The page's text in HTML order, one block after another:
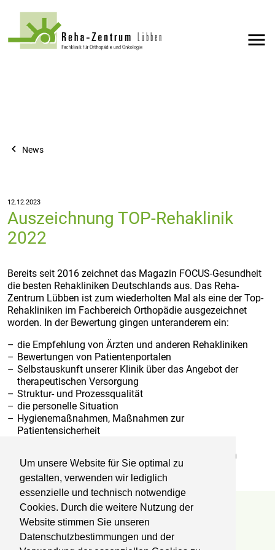
Um unsere Website für Sie optimal zu
gestalten, verwenden wir lediglich
essenzielle und technisch notwendige
Cookies. Durch die weitere Nutzung der
Website stimmen Sie unseren
Datenschutzbestimmungen und der
menu
navigate_before News
12.12.2023
Auszeichnung TOP-Rehaklinik
2022
Bereits seit 2016 zeichnet das Magazin FOCUS-Gesundheit
die besten Rehakliniken Deutschlands aus. Das Reha-
Zentrum Lübben ist zum wiederholten Mal als eine der Top-
Rehakliniken im Fachbereich Orthopädie ausgezeichnet
worden. In der Bewertung gingen unteranderem ein:
die Empfehlung von Ärzten und anderen Rehakliniken
Bewertungen von Patientenportalen
Selbstauskunft unserer Klinik über das Angebot der
therapeutischen Versorgung
Struktur- und Prozessqualität
die personelle Situation
Hygienemaßnahmen, Maßnahmen zur
Patientensicherheit
Informationen aus öffentlich zugänglichen Quellen
Reha-Zentrum Lübben
Kliniken Professor Dr. Schedel GmbH